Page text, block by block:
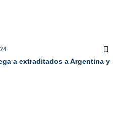
a extraditados a Argentina y